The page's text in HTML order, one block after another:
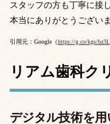
スタッフの方も丁寧に接
本当にありがとうござい
引用元：Google（https://g.co/kgs/
リアム歯科ク
デジタル技術を